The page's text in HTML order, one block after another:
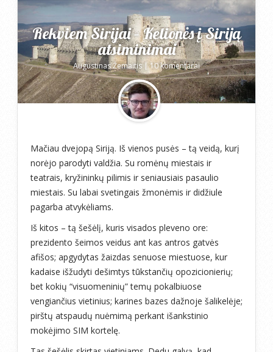
Rekviem Sirijai – Kelionės į Siriją
atsiminimai
Augustinas Žemaitis|10 komentarai
Mačiau dvejopą Siriją. Iš vienos pusės – tą veidą, kurį
norėjo parodyti valdžia. Su romėnų miestais ir
teatrais, kryžininkų pilimis ir seniausiais pasaulio
miestais. Su labai svetingais žmonėmis ir didžiule
pagarba atvykėliams.
Iš kitos – tą šešėlį, kuris visados pleveno ore:
prezidento šeimos veidus ant kas antros gatvės
afišos; apgydytas žaizdas senuose miestuose, kur
kadaise išžudyti dešimtys tūkstančių opozicionierių;
bet kokių “visuomeninių” temų pokalbiuose
vengiančius vietinius; karines bazes dažnoje šalikelėje;
pirštų atspaudų nuėmimą perkant išankstinio
mokėjimo SIM kortelę.